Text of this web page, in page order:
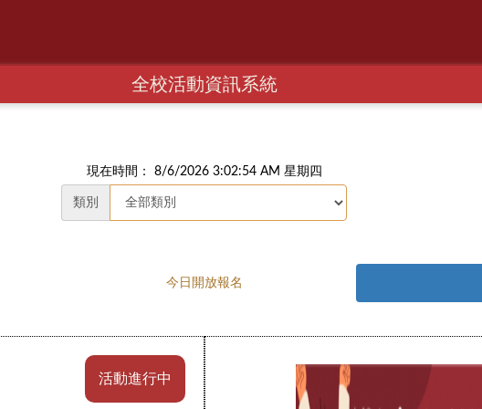
全校活動資訊系統
現在時間： 8/6/2026 3:02:55 AM 星期四
類別
今日開放報名
活動進行中